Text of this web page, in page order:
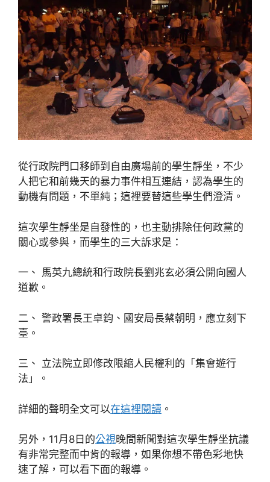
從行政院門口移師到自由廣場前的學生靜坐，不少
人把它和前幾天的暴力事件相互連結，認為學生的
動機有問題，不單純；這裡要替這些學生們澄清。
這次學生靜坐是自發性的，也主動排除任何政黨的
關心或參與，而學生的三大訴求是：
一、 馬英九總統和行政院長劉兆玄必須公開向國人
道歉。
二、 警政署長王卓鈞、國安局長蔡朝明，應立刻下
臺。
三、 立法院立即修改限縮人民權利的「集會遊行
法」。
詳細的聲明全文可以在這裡閱讀 。
另外，11月8日的公視晚間新聞對這次學生靜坐抗議
有非常完整而中肯的報導，如果你想不帶色彩地快
速了解，可以看下面的報導。